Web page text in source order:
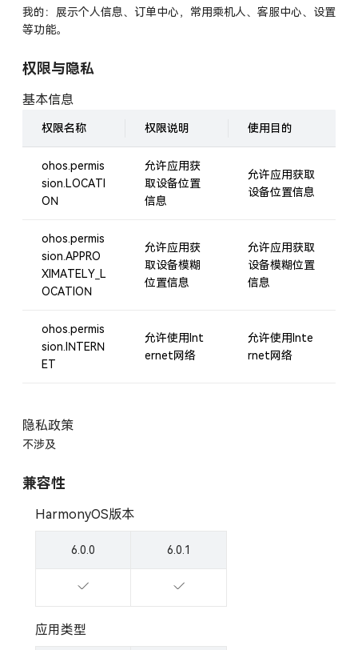
我的：展示个人信息、订单中心，常用乘机人、客服中心、设置
等功能。
权限与隐私
基本信息
权限名称 权限说明 使用目的
ohos.permis
sion.LOCATI
ON
允许应用获
取设备位置
信息
允许应用获取
设备位置信息
ohos.permis
sion.APPRO
XIMATELY_L
OCATION
允许应用获
取设备模糊
位置信息
允许应用获取
设备模糊位置
信息
ohos.permis
sion.INTERN
ET
允许使用Int
ernet网络
允许使用Inte
rnet网络
隐私政策
不涉及
兼容性
HarmonyOS版本
6.0.0 6.0.1
应用类型